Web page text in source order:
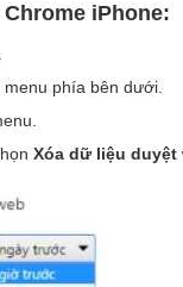
iPhone:
phía bên dưới.
Xóa dữ liệu duyệt